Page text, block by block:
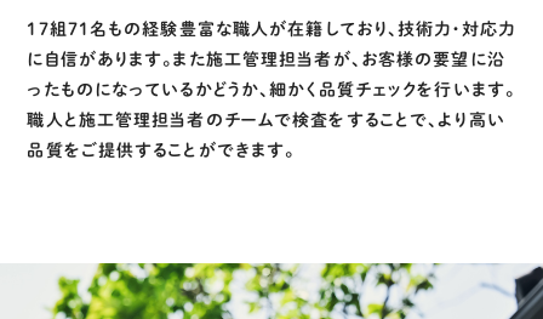
17組71名もの経験豊富な職人が在籍しており、技術力・対応力
に自信があります。また施工管理担当者が、お客様の要望に沿
ったものになっているかどうか、細かく品質チェックを行います。
職人と施工管理担当者のチームで検査をすることで、より高い
品質をご提供することができます。